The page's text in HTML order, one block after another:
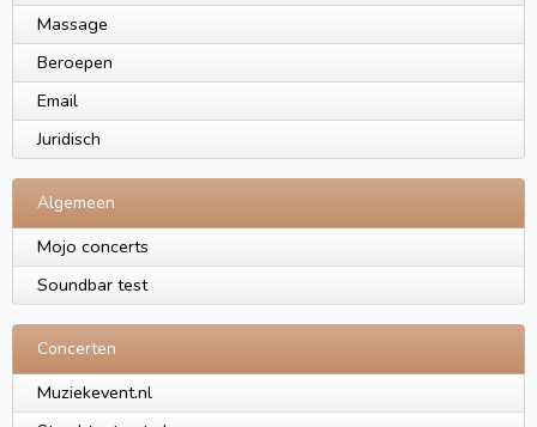
Massage
Beroepen
Email
Juridisch
Algemeen
Mojo concerts
Soundbar test
Concerten
Muziekevent.nl